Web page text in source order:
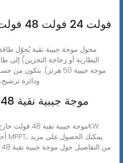
موجة جيبية 50 هرتز).
ودائرة